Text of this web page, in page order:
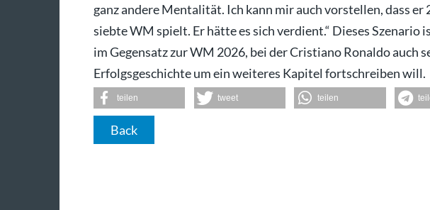
ganz andere Mentalität. Ich kann mir auch vorstellen, dass er
siebte WM spielt. Er hätte es sich verdient.“ Dieses Szenario
im Gegensatz zur WM 2026, bei der Cristiano Ronaldo auch
Erfolgsgeschichte um ein weiteres Kapitel fortschreiben will.
teilen tweet teilen
Back